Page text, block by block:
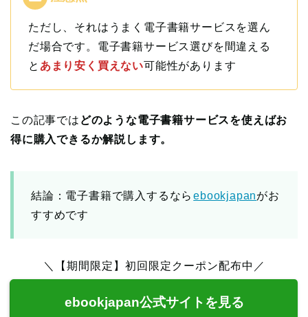
ただし、それはうまく電子書籍サービスを選ん
だ場合です。電子書籍サービス選びを間違える
と あまり安く買えない可能性があります
この記事では どのような電子書籍サービスを使えばお
得に購入できるか解説します。
結論：電子書籍で購入するなら ebookjapanがお
すすめです
＼【期間限定】初回限定クーポン配布中／
ebookjapan公式サイトを見る